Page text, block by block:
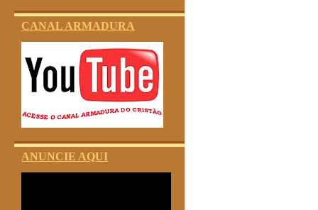
CANAL ARMADURA
ANUNCIE AQUI